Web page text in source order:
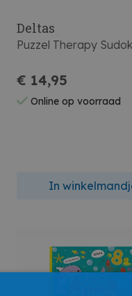
Deltas
Puzzel Therapy
€ 14,95
Online op voorraad
In